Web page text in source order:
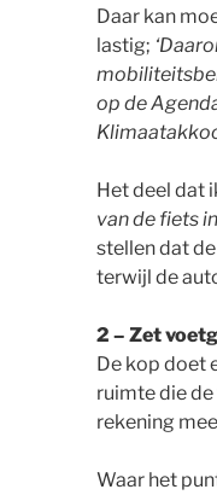
Daar kan
lastig;
op de
Het deel dat
van de fiets
stellen dat
terwijl de
2 – Zet
De kop doet
ruimte die
rekening
Waar het